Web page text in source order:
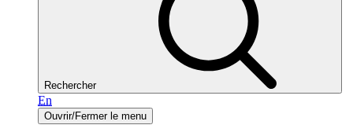
Rechercher
En
Ouvrir/Fermer le menu